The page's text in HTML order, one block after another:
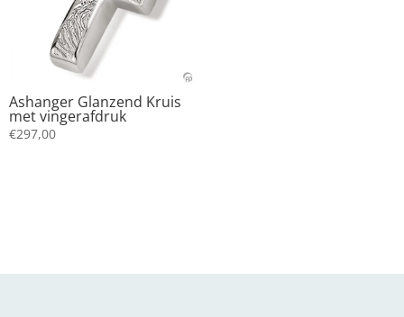
Ashanger Glanzend Kruis
met vingerafdruk
€297,00